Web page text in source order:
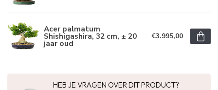
Acer palmatum
Shishigashira, 32 cm, ± 20
jaar oud
€3.995,00
HEB JE VRAGEN OVER DIT PRODUCT?